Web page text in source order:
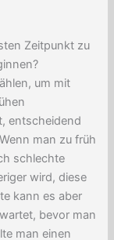
Zeitpunkt zu
um mit
entscheidend
man zu früh
schlechte
wird, diese
kann es aber
bevor man
man einen